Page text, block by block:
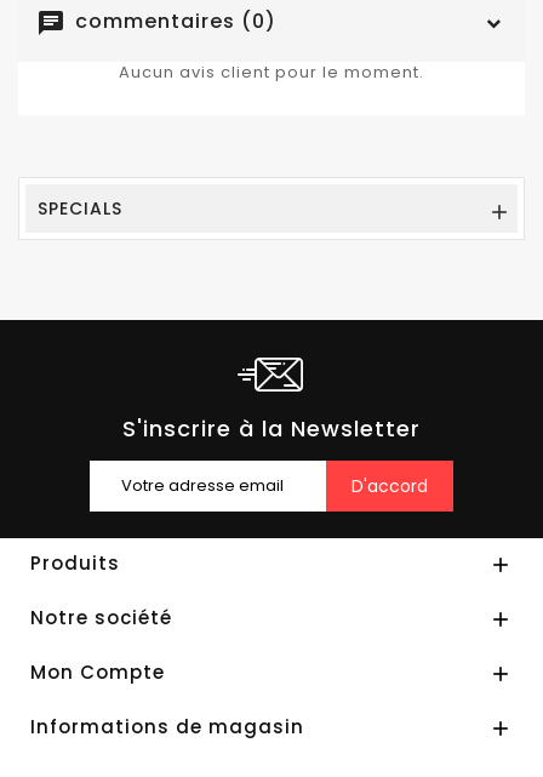
chat commentaires (0)
Aucun avis client pour le moment.
SPECIALS 
S'inscrire à la Newsletter
Produits 
Notre société 
Mon Compte 
Informations de magasin 